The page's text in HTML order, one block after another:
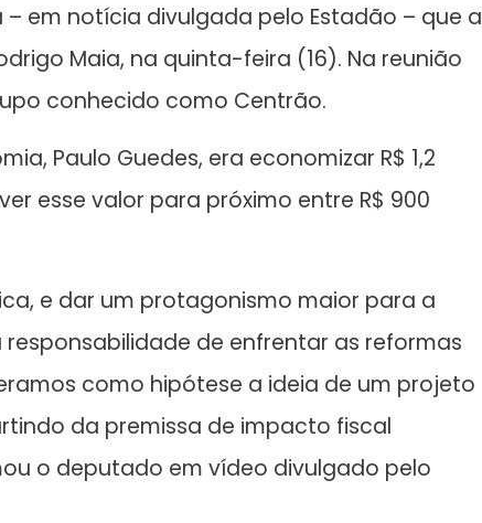
em notícia divulgada pelo Estadão – que a
Maia, na quinta-feira (16). Na reunião
conhecido como Centrão.
Paulo Guedes, era economizar R$ 1,2
esse valor para próximo entre R$ 900
e dar um protagonismo maior para a
de enfrentar as reformas
como hipótese a ideia de um projeto
da premissa de impacto fiscal
o deputado em vídeo divulgado pelo